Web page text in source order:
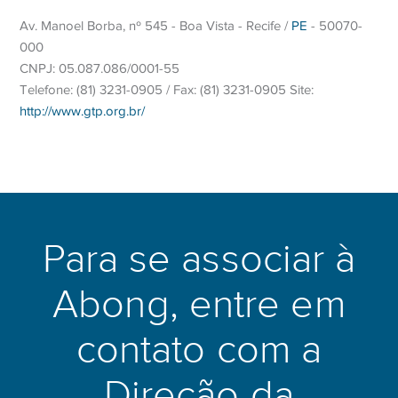
valde en annan väg: systemet identifierar användaren via
Tekniskt sett fungerar Zimpler som en mellanhand mellan
spelaren och deras bank. När en insättning initieras på ett
casino som stöder metoden anger spelaren sitt mobilnummer,
tar emot en verifieringskod och bekräftar beloppet. Pengarna
dras sedan direkt från det kopplade bankkortet eller
bankkontot, eller i vissa fall via en månadsfaktura. Uttag
fungerar på liknande sätt, där medlen förs tillbaka till det
Av. Manoel Borba, nº 545 - Boa Vista - Recife / PE - 50070-
000
CNPJ: 05.087.086/0001-55
Telefone: (81) 3231-0905 / Fax: (81) 3231-0905 Site:
http://www.gtp.org.br/
Para se associar à
Abong, entre em
contato com a